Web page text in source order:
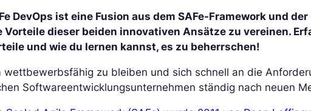
DevOps ist eine Fusion aus dem SAFe-Framework und
Vorteile dieser beiden innovativen Ansätze zu vereinen.
und wie du lernen kannst, es zu beherrschen!
wettbewerbsfähig zu bleiben und sich schnell an die
Softwareentwicklungsunternehmen ständig nach neuen